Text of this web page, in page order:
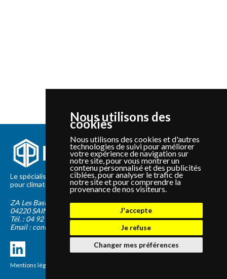
Nous utilisons des
cookies
Nous utilisons des cookies et d'autres
technologies de suivi pour améliorer
votre expérience de navigation sur
notre site, pour vous montrer un
contenu personnalisé et des publicités
ciblées, pour analyser le trafic de
notre site et pour comprendre la
provenance de nos visiteurs.
J'accepte
Je refuse
Changer mes préférences
Le spécialiste depuis 2012 de la vente de pièces détachées
pour climatisation et Pompe à Chaleur Panasonic et Sanyo
ZA Les Bastides Blanches
04220 SAINTE-TULLE
Tél. : 04 92 75 89 55
Email : contact@panapieces.com
Mentions légales